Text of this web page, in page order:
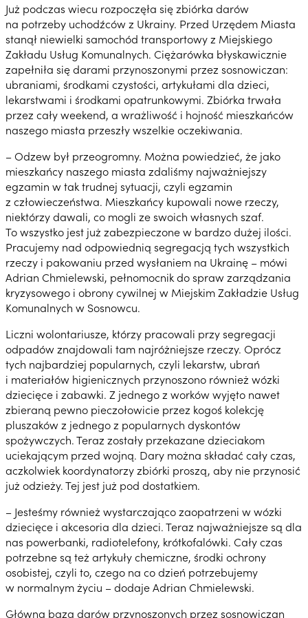
Już podczas wiecu rozpoczęła się zbiórka darów
na potrzeby uchodźców z Ukrainy. Przed Urzędem Miasta
stanął niewielki samochód transportowy z Miejskiego
Zakładu Usług Komunalnych. Ciężarówka błyskawicznie
zapełniła się darami przynoszonymi przez sosnowiczan:
ubraniami, środkami czystości, artykułami dla dzieci,
lekarstwami i środkami opatrunkowymi. Zbiórka trwała
przez cały weekend, a wrażliwość i hojność mieszkańców
naszego miasta przeszły wszelkie oczekiwania.
– Odzew był przeogromny. Można powiedzieć, że jako
mieszkańcy naszego miasta zdaliśmy najważniejszy
egzamin w tak trudnej sytuacji, czyli egzamin
z człowieczeństwa. Mieszkańcy kupowali nowe rzeczy,
niektórzy dawali, co mogli ze swoich własnych szaf.
To wszystko jest już zabezpieczone w bardzo dużej ilości.
Pracujemy nad odpowiednią segregacją tych wszystkich
rzeczy i pakowaniu przed wysłaniem na Ukrainę – mówi
Adrian Chmielewski, pełnomocnik do spraw zarządzania
kryzysowego i obrony cywilnej w Miejskim Zakładzie Usług
Komunalnych w Sosnowcu.
Liczni wolontariusze, którzy pracowali przy segregacji
odpadów znajdowali tam najróżniejsze rzeczy. Oprócz
tych najbardziej popularnych, czyli lekarstw, ubrań
i materiałów higienicznych przynoszono również wózki
dziecięce i zabawki. Z jednego z worków wyjęto nawet
zbieraną pewno pieczołowicie przez kogoś kolekcję
pluszaków z jednego z popularnych dyskontów
spożywczych. Teraz zostały przekazane dzieciakom
uciekającym przed wojną. Dary można składać cały czas,
aczkolwiek koordynatorzy zbiórki proszą, aby nie przynosić
już odzieży. Tej jest już pod dostatkiem.
– Jesteśmy również wystarczająco zaopatrzeni w wózki
dziecięce i akcesoria dla dzieci. Teraz najważniejsze są dla
nas powerbanki, radiotelefony, krótkofalówki. Cały czas
potrzebne są też artykuły chemiczne, środki ochrony
osobistej, czyli to, czego na co dzień potrzebujemy
w normalnym życiu – dodaje Adrian Chmielewski.
Główną bazą darów przynoszonych przez sosnowiczan